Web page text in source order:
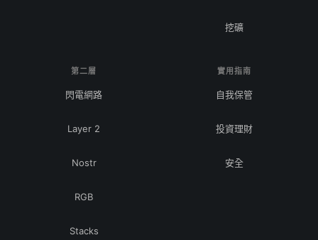
挖礦
第二層
閃電網路
Layer 2
Nostr
RGB
Stacks
實用指南
自我保管
投資理財
安全